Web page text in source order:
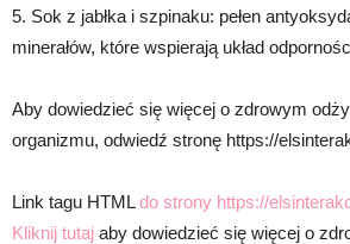
5. Sok z jabłka i szpinaku: pełen
minerałów, które wspierają układ
Aby dowiedzieć się więcej o zdrowym
organizmu, odwiedź stronę https://
Link tagu HTMLdo strony https://
Kliknij tutaj aby dowiedzieć się więcej o